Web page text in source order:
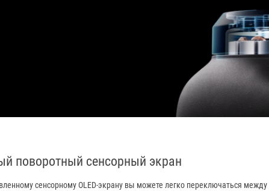
поворотный сенсорный экран
сенсорному OLED-экрану вы можете легко переключаться